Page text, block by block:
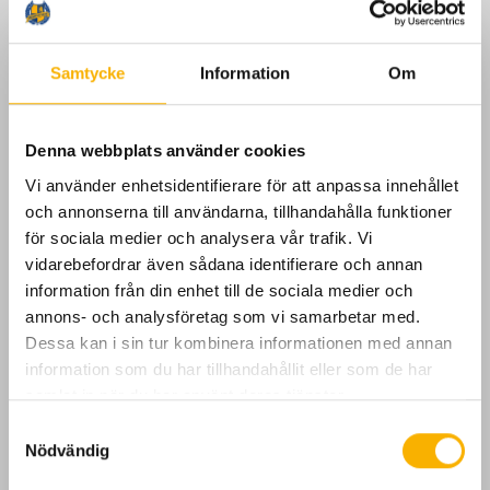
Samtycke Information Om
Denna webbplats använder cookies
Vi använder enhetsidentifierare för att anpassa innehållet
och annonserna till användarna, tillhandahålla funktioner
för sociala medier och analysera vår trafik. Vi
vidarebefordrar även sådana identifierare och annan
information från din enhet till de sociala medier och
annons- och analysföretag som vi samarbetar med.
Dessa kan i sin tur kombinera informationen med annan
information som du har tillhandahållit eller som de har
samlat in när du har använt deras tjänster.
Nödvändig
Förälder måste vara ledare för spel på banan en Söndag
mellan vecka 17-24. Gäller Level 2-3 & 4.*
Klubben är enligt lag skyldiga att granska
belastningsregistret på ideella ledare som deltar i
juniorverksamhet. Checka boxen om samtycke medges!
mer info kommer senare.*
Övriga frågor / Träningskompisar